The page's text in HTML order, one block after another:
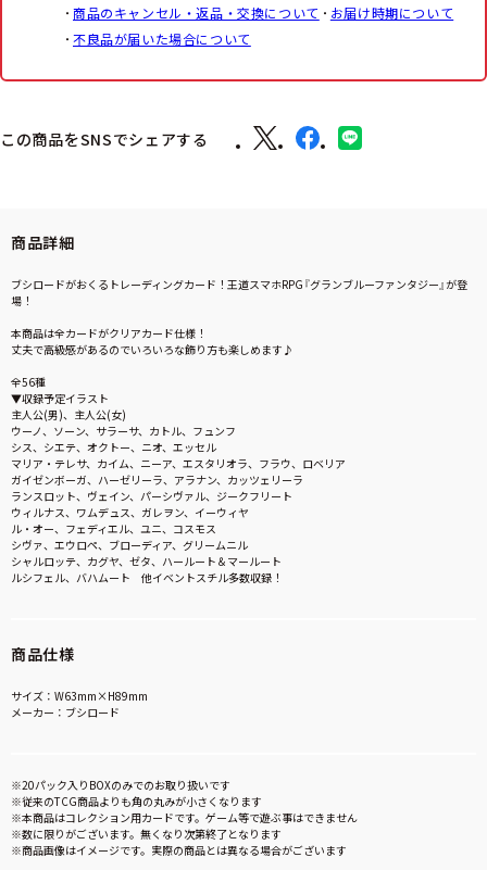
商品のキャンセル・返品・交換について
お届け時期について
不良品が届いた場合について
この商品をSNSでシェアする
商品詳細
ブシロードがおくるトレーディングカード！王道スマホRPG『グランブルーファンタジー』が登
場！
本商品は全カードがクリアカード仕様！
丈夫で高級感があるのでいろいろな飾り方も楽しめます♪
全56種
▼収録予定イラスト
主人公(男)、主人公(女)
ウーノ、ソーン、サラーサ、カトル、フュンフ
シス、シエテ、オクトー、ニオ、エッセル
マリア・テレサ、カイム、ニーア、エスタリオラ、フラウ、ロベリア
ガイゼンボーガ、ハーゼリーラ、アラナン、カッツェリーラ
ランスロット、ヴェイン、パーシヴァル、ジークフリート
ウィルナス、ワムデュス、ガレヲン、イーウィヤ
ル・オー、フェディエル、ユニ、コスモス
シヴァ、エウロペ、ブローディア、グリームニル
シャルロッテ、カグヤ、ゼタ、ハールート＆マールート
ルシフェル、バハムート 他イベントスチル多数収録！
商品仕様
サイズ：W63mm×H89mm
メーカー：ブシロード
※20パック入りBOXのみでのお取り扱いです
※従来のTCG商品よりも角の丸みが小さくなります
※本商品はコレクション用カードです。ゲーム等で遊ぶ事はできません
※数に限りがございます。無くなり次第終了となります
※商品画像はイメージです。実際の商品とは異なる場合がございます